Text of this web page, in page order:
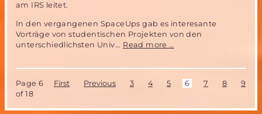
am IRS leitet.
In den vergangenen SpaceUps gab es interesante
Vorträge von studentischen Projekten von den
unterschiedlichsten Univ... Read more …
Page 6
of 18
First Previous 3 4 5 6 7 8 9